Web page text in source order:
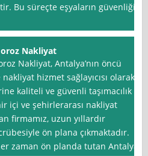
Bu süreçte eşyaların güvenliği
Nakliyat
Nakliyat, Antalya’nın öncü
hizmet sağlayıcısı olarak,
kaliteli ve güvenli taşımacılık
içi ve şehirlerarası nakliyat
firmamız, uzun yıllardır
ön plana çıkmaktadır.
zaman ön planda tutan Antalya